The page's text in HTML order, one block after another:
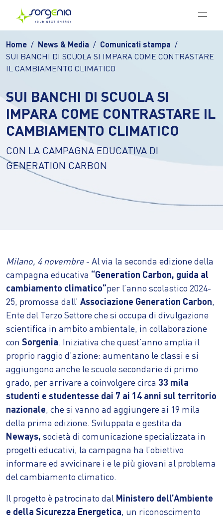
Vai al contenuto principale
Home News & Media
Comunicati stampa
SUI BANCHI DI SCUOLA SI IMPARA COME CONTRASTARE
IL CAMBIAMENTO CLIMATICO
SUI BANCHI DI SCUOLA SI
IMPARA COME CONTRASTARE IL
CAMBIAMENTO CLIMATICO
CON LA CAMPAGNA EDUCATIVA DI
GENERATION CARBON
Milano, 4 novembre - Al via la seconda edizione della
campagna educativa “Generation Carbon, guida al
cambiamento climatico”per l’anno scolastico 2024-
25, promossa dall’ Associazione Generation Carbon,
Ente del Terzo Settore che si occupa di divulgazione
scientifica in ambito ambientale, in collaborazione
con Sorgenia. Iniziativa che quest’anno amplia il
proprio raggio d’azione: aumentano le classi e si
aggiungono anche le scuole secondarie di primo
grado, per arrivare a coinvolgere circa 33 mila
studenti e studentesse dai 7 ai 14 anni sul territorio
nazionale, che si vanno ad aggiungere ai 19 mila
della prima edizione. Sviluppata e gestita da
Neways, società di comunicazione specializzata in
progetti educativi, la campagna ha l’obiettivo
informare ed avvicinare i e le più giovani al problema
del cambiamento climatico.
Il progetto è patrocinato dal Ministero dell’Ambiente
e della Sicurezza Energetica, un riconoscimento